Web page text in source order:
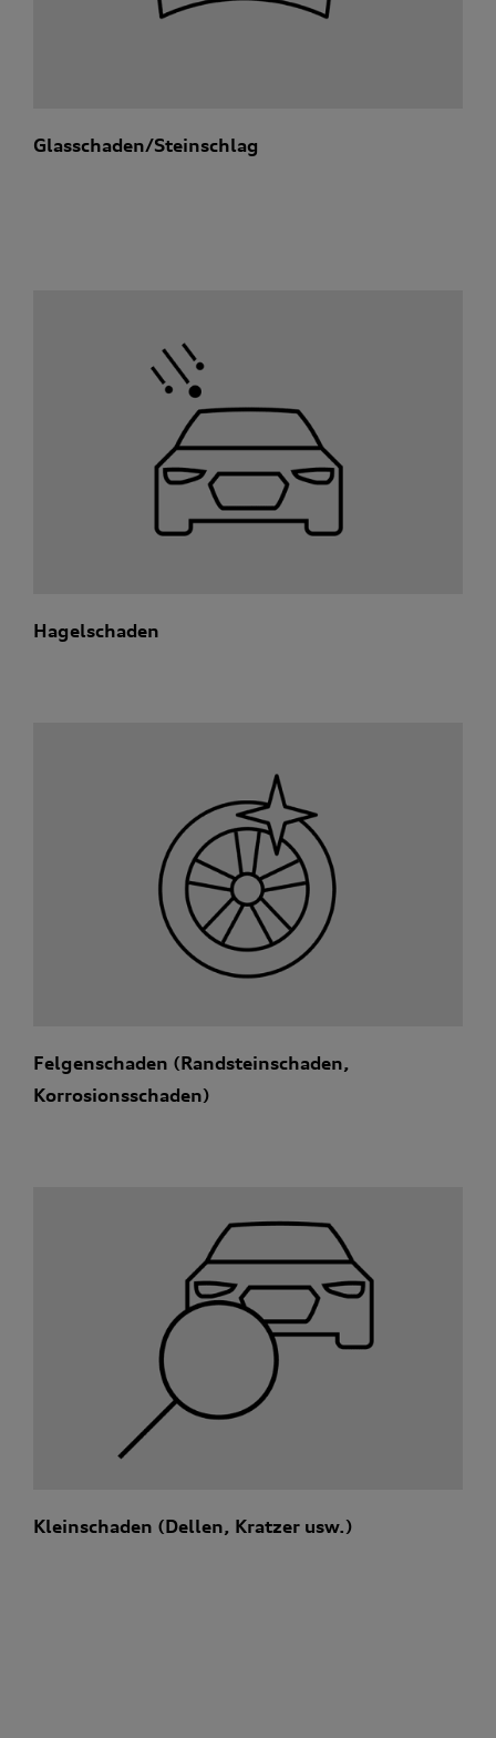
Glasschaden/Steinschlag
Hagelschaden
Felgenschaden (Randsteinschaden,
Korrosionsschaden)
Kleinschaden (Dellen, Kratzer usw.)